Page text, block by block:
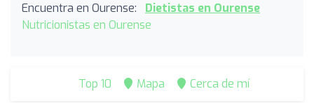
Encuentra en Ourense:
Dietistas en Ourense
Nutricionistas en Ourense
Top 10 Mapa Cerca de mí